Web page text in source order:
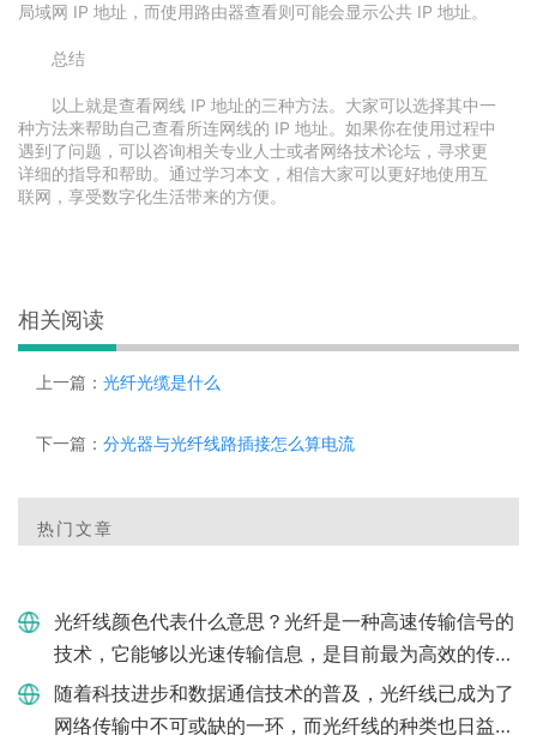
局域网 IP 地址，而使用路由器查看则可能会显示公共 IP 地址。
总结
以上就是查看网线 IP 地址的三种方法。大家可以选择其中一
种方法来帮助自己查看所连网线的 IP 地址。如果你在使用过程中
遇到了问题，可以咨询相关专业人士或者网络技术论坛，寻求更
详细的指导和帮助。通过学习本文，相信大家可以更好地使用互
联网，享受数字化生活带来的方便。
相关阅读
上一篇： 光纤光缆是什么
下一篇： 分光器与光纤线路插接怎么算电流
热门文章
光纤线颜色代表什么意思？光纤是一种高速传输信号的
技术，它能够以光速传输信息，是目前最为高效的传输
方式之一。该技术常用于电话通信、互联网、医疗领域
等方面，而在光纤传
随着科技进步和数据通信技术的普及，光纤线已成为了
网络传输中不可或缺的一环，而光纤线的种类也日益丰